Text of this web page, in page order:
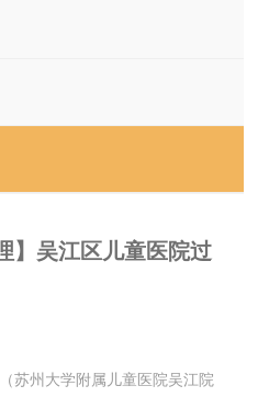
】吴江区儿童医院过
苏州大学附属儿童医院吴江院